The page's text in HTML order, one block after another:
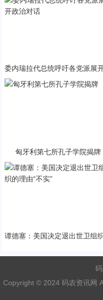
委内瑞拉代总统呼吁各党派展
匈牙利第七所孔子学院揭牌
谭德塞：美国决定退出世卫组
Copyright © 2024 码农资讯网